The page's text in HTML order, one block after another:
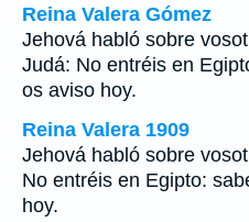
Reina Valera Gómez
Jehová habló sobre
Judá: No entréis en
os aviso hoy.
Reina Valera 1909
Jehová habló sobre
No entréis en Egipto:
hoy.